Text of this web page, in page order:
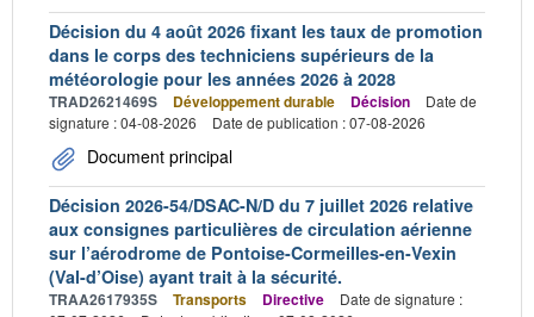
Décision du 4 août 2026 fixant les taux de promotion
dans le corps des techniciens supérieurs de la
météorologie pour les années 2026 à 2028
TRAD2621469S Développement durable Décision
Date de
signature : 04-08-2026
Date de publication : 07-08-2026
Document principal
Décision 2026-54/DSAC-N/D du 7 juillet 2026 relative
aux consignes particulières de circulation aérienne
sur l’aérodrome de Pontoise-Cormeilles-en-Vexin
(Val-d’Oise) ayant trait à la sécurité.
TRAA2617935S Transports Directive
Date de signature :